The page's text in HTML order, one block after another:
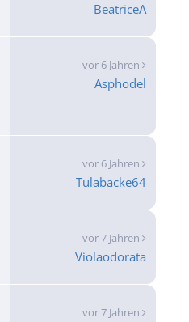
BeatriceA
vor 6 Jahren
Asphodel
vor 6 Jahren
Tulabacke64
vor 7 Jahren
Violaodorata
vor 7 Jahren